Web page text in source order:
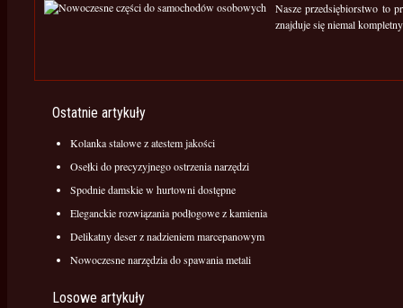
Nasze przedsiębiorstwo to
znajduje się niemal
Ostatnie artykuły
Kolanka stalowe z atestem jakości
Osełki do precyzyjnego ostrzenia narzędzi
Spodnie damskie w hurtowni dostępne
Eleganckie rozwiązania podłogowe z kamienia
Delikatny deser z nadzieniem marcepanowym
Nowoczesne narzędzia do spawania metali
Losowe artykuły